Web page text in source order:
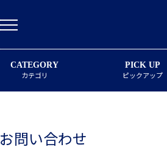
CATEGORY
カテゴリ
PICK UP
ピックアップ
お問い合わせ